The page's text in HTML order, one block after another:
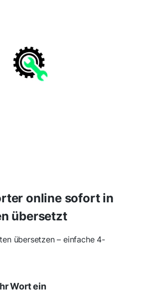
online sofort in
übersetzt
übersetzen – einfache 4-
Wort ein